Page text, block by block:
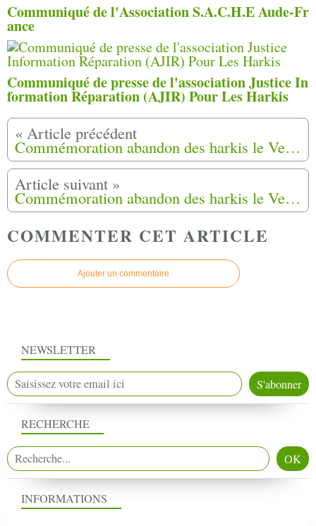
Communiqué de l'Association S.A.C.H.E Aude-Fr
ance
Communiqué de presse de l'association Justice In
formation Réparation (AJIR) Pour Les Harkis
Commémoration abandon des harkis le Vendredi 12 mai 2017 à MOUANS-SARTOUX (06)
Commémoration abandon des harkis le Vendredi 12 mai 2017 à Toulouse (31)
COMMENTER CET ARTICLE
Ajouter un commentaire
NEWSLETTER
RECHERCHE
INFORMATIONS